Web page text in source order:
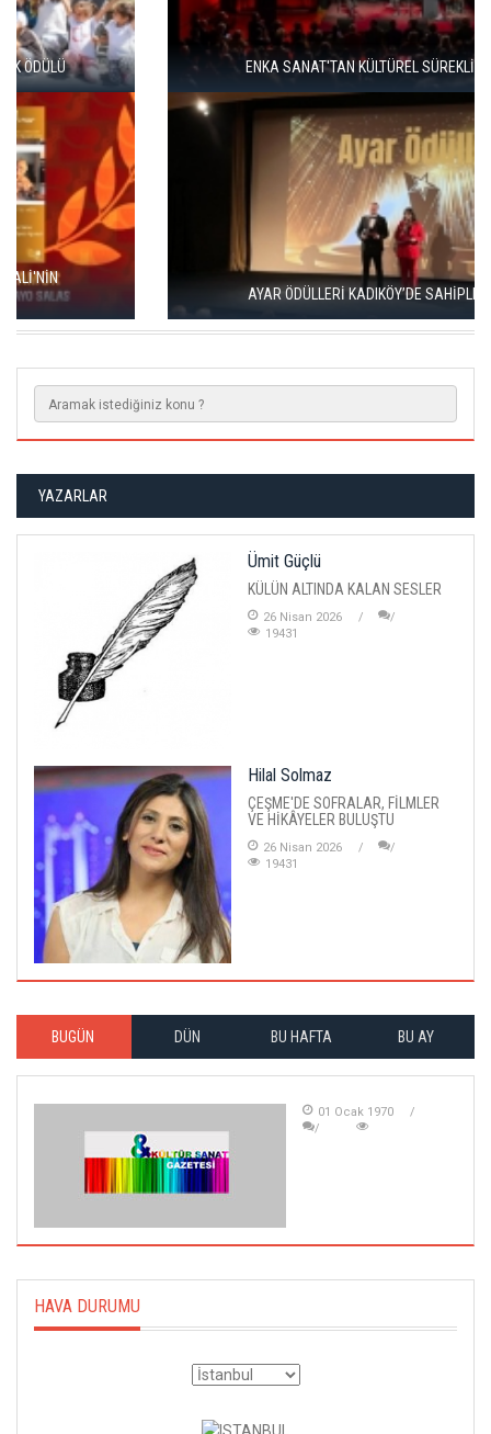
ENKA SANAT'TAN KÜLTÜREL SÜREKLİLİK HAMLESİ
AYAR ÖDÜLLERİ KADIKÖY’DE SAHİPLERİNİ BULDU
YAZARLAR
Ümit Güçlü
KÜLÜN ALTINDA KALAN SESLER
26 Nisan 2026
19431
Hilal Solmaz
ÇEŞME'DE SOFRALAR, FİLMLER
VE HİKÂYELER BULUŞTU
26 Nisan 2026
19431
BUGÜN DÜN BU HAFTA BU AY
01 Ocak 1970
HAVA DURUMU